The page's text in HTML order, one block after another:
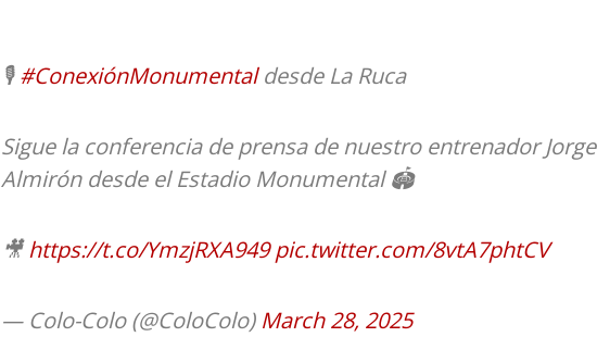
🎙#ConexiónMonumentaldesde La Ruca
Sigue la conferencia de prensa de nuestro entrenador Jorge
Almirón desde el Estadio Monumental 🏟️
🎥https://t.co/YmzjRXA949 pic.twitter.com/8vtA7phtCV
— Colo-Colo (@ColoColo) March 28, 2025